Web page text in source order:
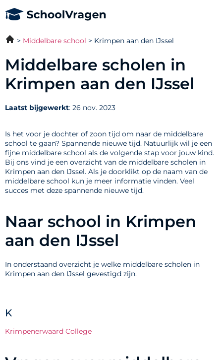
Middelbare school Krimpen aan den IJssel
Middelbare scholen in
Krimpen aan den IJssel
Laatst bijgewerkt: 26 nov. 2023
Is het voor je dochter of zoon tijd om naar de middelbare
school te gaan? Spannende nieuwe tijd. Natuurlijk wil je een
fijne middelbare school als de volgende stap voor jouw kind.
Bij ons vind je een overzicht van de middelbare scholen in
Krimpen aan den IJssel. Als je doorklikt op de naam van de
middelbare school kun je meer informatie vinden. Veel
succes met deze spannende nieuwe tijd.
Naar school in Krimpen
aan den IJssel
In onderstaand overzicht je welke middelbare scholen in
Krimpen aan den IJssel gevestigd zijn.
K
Krimpenerwaard College